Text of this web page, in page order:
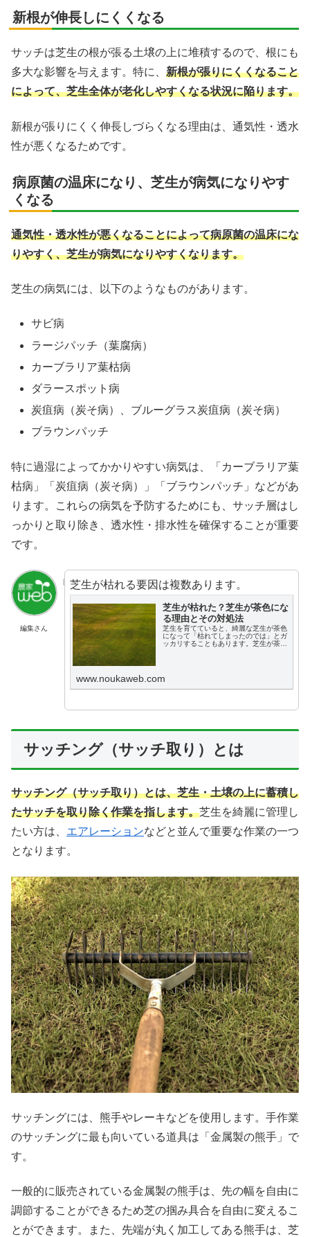
新根が伸長しにくくなる
サッチは芝生の根が張る土壌の上に堆積するので、根にも
多大な影響を与えます。特に、 新根が張りにくくなること
によって、芝生全体が老化しやすくなる状況に陥ります。
新根が張りにくく伸長しづらくなる理由は、通気性・透水
性が悪くなるためです。
病原菌の温床になり、芝生が病気になりやす
くなる
通気性・透水性が悪くなることによって病原菌の温床にな
りやすく、芝生が病気になりやすくなります。
芝生の病気には、以下のようなものがあります。
サビ病
ラージパッチ（葉腐病）
カーブラリア葉枯病
ダラースポット病
炭疽病（炭そ病）、ブルーグラス炭疽病（炭そ病）
ブラウンパッチ
特に過湿によってかかりやすい病気は、「カーブラリア葉
枯病」「炭疽病（炭そ病）」「ブラウンパッチ」などがあ
ります。これらの病気を予防するためにも、サッチ層はし
っかりと取り除き、透水性・排水性を確保することが重要
です。
編集さん
芝生が枯れる要因は複数あります。
芝生が枯れた？芝生が茶色にな
る理由とその対処法
芝生を育てていると、綺麗な芝生が茶色
になって「枯れてしまったのでは」とガ
ッカリすることもあります。芝生が茶色
法について、詳しく解説します。
www.noukaweb.com
サッチング（サッチ取り）とは
サッチング（サッチ取り）とは、芝生・土壌の上に蓄積し
たサッチを取り除く作業を指します。芝生を綺麗に管理し
たい方は、 エアレーションなどと並んで重要な作業の一つ
となります。
サッチングには、熊手やレーキなどを使用します。手作業
のサッチングに最も向いている道具は「金属製の熊手」で
す。
一般的に販売されている金属製の熊手は、先の幅を自由に
調節することができるため芝の掴み具合を自由に変えるこ
とができます。また、先端が丸く加工してある熊手は、芝